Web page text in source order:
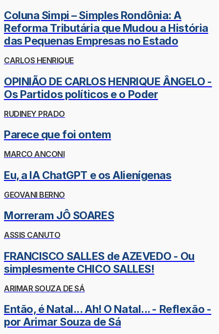
Coluna Simpi – Simples Rondônia: A
Reforma Tributária que Mudou a História
das Pequenas Empresas no Estado
CARLOS HENRIQUE
OPINIÃO DE CARLOS HENRIQUE ÂNGELO -
Os Partidos políticos e o Poder
RUDINEY PRADO
Parece que foi ontem
MARCO ANCONI
Eu, a IA ChatGPT e os Alienígenas
GEOVANI BERNO
Morreram JÔ SOARES
ASSIS CANUTO
FRANCISCO SALLES de AZEVEDO - Ou
simplesmente CHICO SALLES!
ARIMAR SOUZA DE SÁ
Então, é Natal... Ah! O Natal... - Reflexão -
por Arimar Souza de Sá